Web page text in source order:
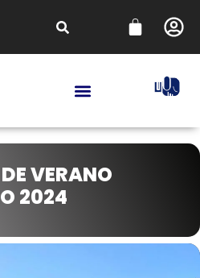
VERANO
2024